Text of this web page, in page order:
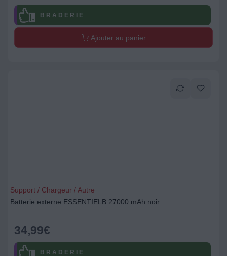
B R A D E R I E
Ajouter au panier
Support / Chargeur / Autre
Batterie externe ESSENTIELB 27000 mAh noir
34,99€
B R A D E R I E